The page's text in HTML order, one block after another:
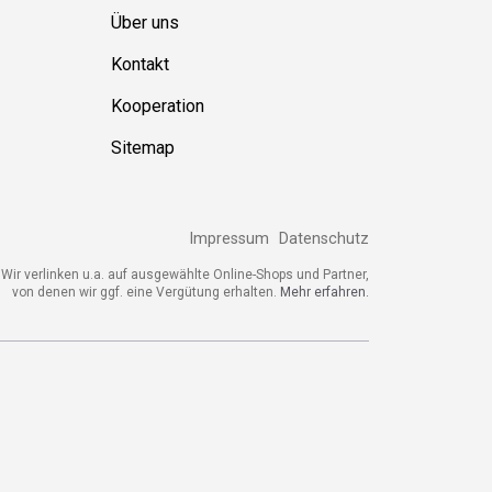
Über uns
Kontakt
Kooperation
Sitemap
Impressum Datenschutz
verlinken u.a. auf ausgewählte Online-Shops und Partner,
von denen wir ggf. eine Vergütung erhalten. Mehr erfahren.